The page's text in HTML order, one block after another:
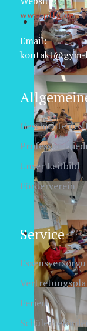
www.pffg.de
Email:
kontakt@gym-
Geschichte des
Professor
Unser Leitbild
Förderverein
Service
Ferien